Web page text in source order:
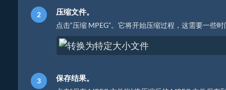
压缩文件。
点击“压缩 MPEG”。它将开始压缩过程，这需要一些时
保存结果。